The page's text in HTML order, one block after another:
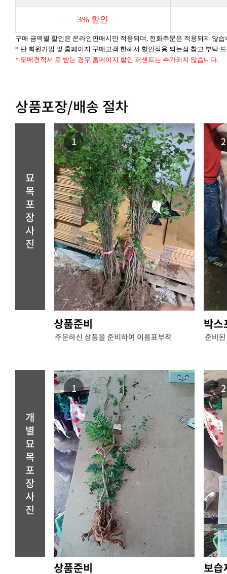
3% 할인
구매 금액별 할인은 온라인판매시만 적용되며, 전화주문은 적용되지 않습
* 단 회원가입 및 홈페이지 구매고객 한해서 할인적용 되는점 참고 부탁
* 도매견적서 로 받는 경우 홈페이지 할인 퍼센트는 추가되지 않습니다.